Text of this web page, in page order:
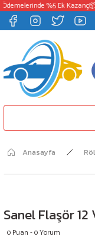
%5 Ek Kazanç📦
Anasayfa
Sanel Flaşör 12
0 Puan - 0 Yorum